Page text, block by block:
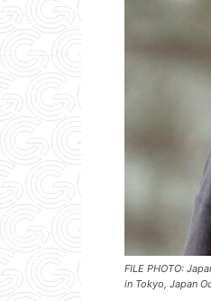
FILE PHOTO:
in Tokyo, Japan